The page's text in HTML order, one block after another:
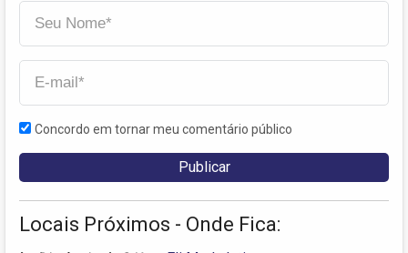
Concordo em tornar meu comentário público
Locais Próximos - Onde Fica: